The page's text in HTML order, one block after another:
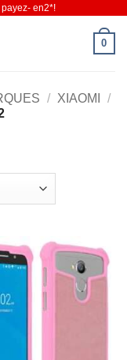
en2*!
0
/ XIAOMI
/